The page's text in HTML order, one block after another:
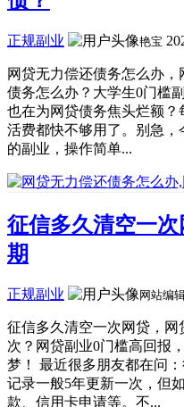
正规副业 艳宝
网贷无力偿还债务怎么办
债务怎么办？大学生0门槛
也在为网贷债务焦头烂额
活费都快不够用了。别急
的副业，操作简单...
征信多久清空一
期
正规副业 网站编
征信多久清空一次网贷，网
次？网贷副业0门槛高回报
梦！ 最近很多朋友都在问
记录一般5年更新一次，但
款、信用卡申请等。不...